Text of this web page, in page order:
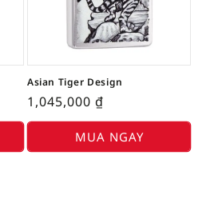
Asian Tiger Design
1,045,000 ₫
MUA NGAY